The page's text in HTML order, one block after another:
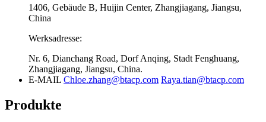
1406, Gebäude B, Huijin Center, Zhangjiagang, Jiangsu,
China
Werksadresse:
Nr. 6, Dianchang Road, Dorf Anqing, Stadt Fenghuang,
Zhangjiagang, Jiangsu, China.
E-MAIL Chloe.zhang@btacp.com Raya.tian@btacp.com
Produkte